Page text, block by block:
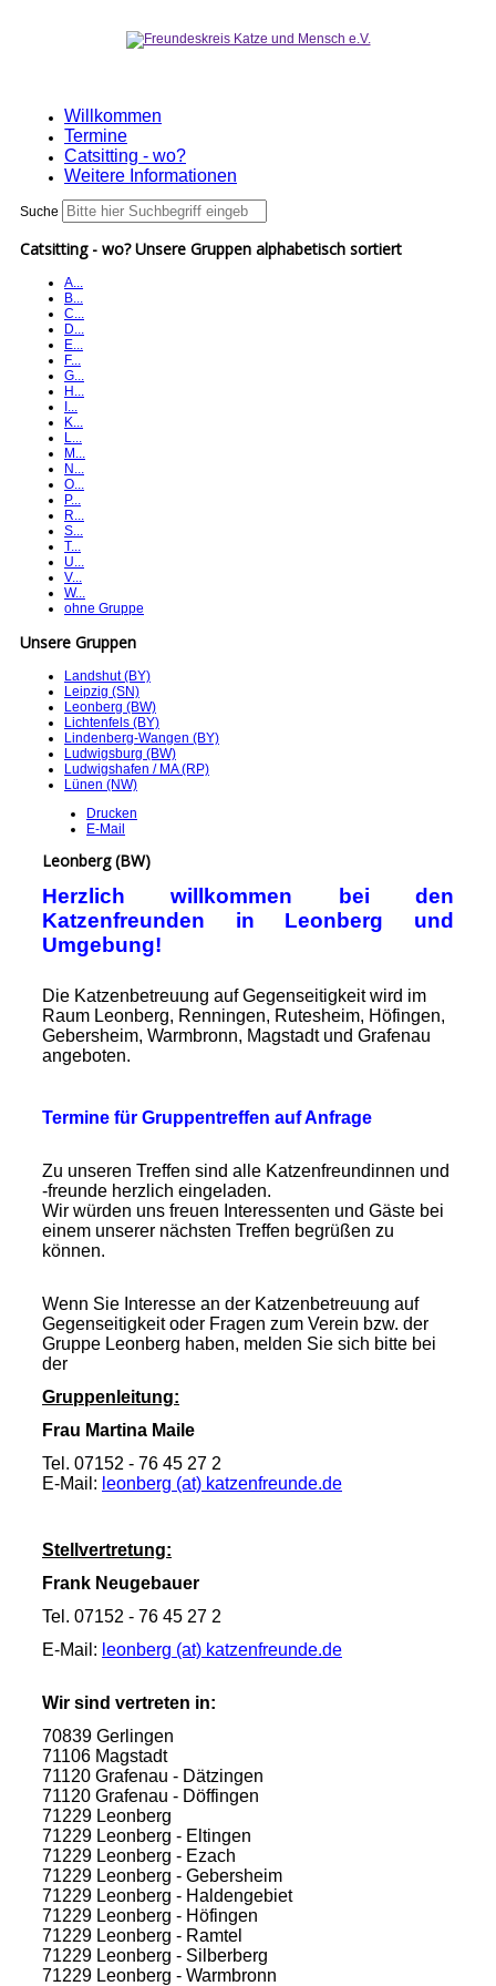
Willkommen
Termine
Catsitting - wo?
Weitere Informationen
Suche
Catsitting - wo? Unsere Gruppen alphabetisch sortiert
A...
B...
C...
D...
E...
F...
G...
H...
I...
K...
L...
M...
N...
O...
P...
R...
S...
T...
U...
V...
W...
ohne Gruppe
Unsere Gruppen
Landshut (BY)
Leipzig (SN)
Leonberg (BW)
Lichtenfels (BY)
Lindenberg-Wangen (BY)
Ludwigsburg (BW)
Ludwigshafen / MA (RP)
Lünen (NW)
Drucken
E-Mail
Leonberg (BW)
Herzlich willkommen bei den
Katzenfreunden in Leonberg und
Umgebung!
Die Katzenbetreuung auf Gegenseitigkeit wird im
Raum Leonberg, Renningen, Rutesheim, Höfingen,
Gebersheim, Warmbronn, Magstadt und Grafenau
angeboten.
Termine für Gruppentreffen auf Anfrage
Zu unseren Treffen sind alle Katzenfreundinnen und
-freunde herzlich eingeladen.
Wir würden uns freuen Interessenten und Gäste bei
einem unserer nächsten Treffen begrüßen zu
können.
Wenn Sie Interesse an der Katzenbetreuung auf
Gegenseitigkeit oder Fragen zum Verein bzw. der
Gruppe Leonberg haben, melden Sie sich bitte bei
der
Gruppenleitung:
Frau Martina Maile
Tel. 07152 - 76 45 27 2
E-Mail: leonberg (at) katzenfreunde.de
Stellvertretung:
Frank Neugebauer
Tel. 07152 - 76 45 27 2
E-Mail: leonberg (at) katzenfreunde.de
Wir sind vertreten in:
70839 Gerlingen
71106 Magstadt
71120 Grafenau - Dätzingen
71120 Grafenau - Döffingen
71229 Leonberg
71229 Leonberg - Eltingen
71229 Leonberg - Ezach
71229 Leonberg - Gebersheim
71229 Leonberg - Haldengebiet
71229 Leonberg - Höfingen
71229 Leonberg - Ramtel
71229 Leonberg - Silberberg
71229 Leonberg - Warmbronn